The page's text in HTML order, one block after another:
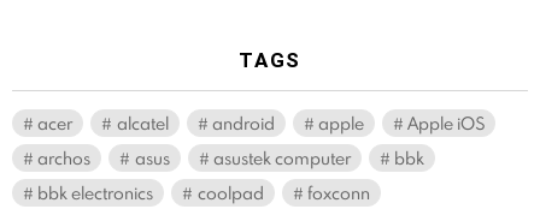
TAGS
acer alcatel android apple
Apple iOS
archos
asus asustek computer
bbk
bbk electronics
coolpad
foxconn